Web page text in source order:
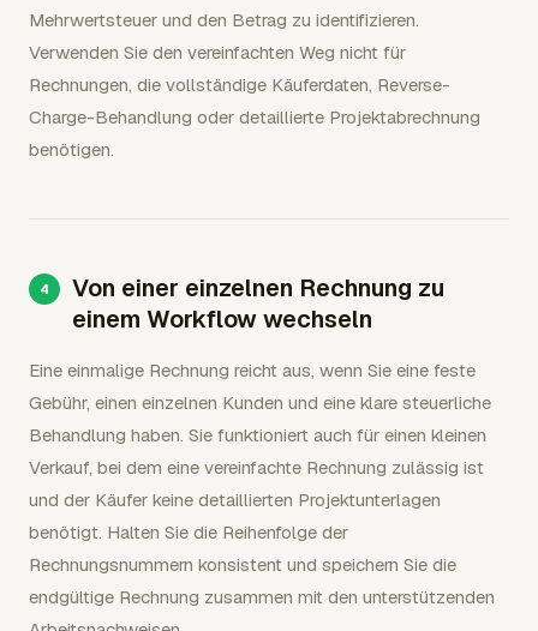
Mehrwertsteuer und den Betrag zu identifizieren.
Verwenden Sie den vereinfachten Weg nicht für
Rechnungen, die vollständige Käuferdaten, Reverse-
Charge-Behandlung oder detaillierte Projektabrechnung
benötigen.
Von einer einzelnen Rechnung zu
einem Workflow wechseln
Eine einmalige Rechnung reicht aus, wenn Sie eine feste
Gebühr, einen einzelnen Kunden und eine klare steuerliche
Behandlung haben. Sie funktioniert auch für einen kleinen
Verkauf, bei dem eine vereinfachte Rechnung zulässig ist
und der Käufer keine detaillierten Projektunterlagen
benötigt. Halten Sie die Reihenfolge der
Rechnungsnummern konsistent und speichern Sie die
endgültige Rechnung zusammen mit den unterstützenden